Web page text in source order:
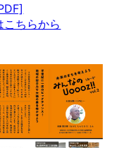
ちらから